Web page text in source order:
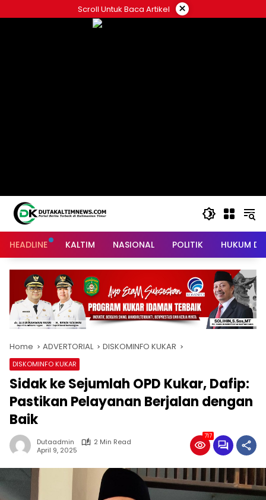
to
Scroll Untuk Baca Artikel ×
HEADLINE KALTIM NASIONAL POLITIK HUKUM
Home ADVERTORIAL DISKOMINFO KUKAR
DISKOMINFO KUKAR
Sidak ke Sejumlah OPD Kukar, Dafip:
Pastikan Pelayanan Berjalan dengan
Baik
Dutaadmin
2 Min Read
April 9, 2025
717